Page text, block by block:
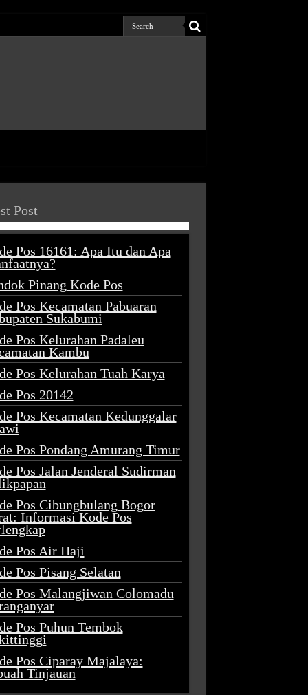
Post
Pos 16161: Apa Itu dan Apa
Pinang Kode Pos
Pos Kecamatan Pabuaran
Sukabumi
Pos Kelurahan Padaleu
Kambu
Pos Kelurahan Tuah Karya
Pos 20142
Pos Kecamatan Kedunggalar
Pos Pondang Amurang Timur
Pos Jalan Jenderal Sudirman
Pos Cibungbulang Bogor
Informasi Kode Pos
Pos Air Haji
Pos Pisang Selatan
Pos Malangjiwan Colomadu
Pos Puhun Tembok
Pos Ciparay Majalaya:
Tinjauan